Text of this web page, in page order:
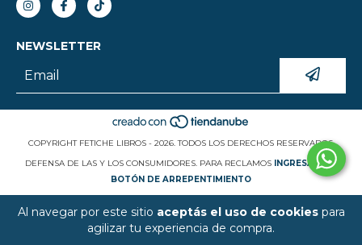
Al navegar por este sitio aceptás el uso de cookiespara
agilizar tu experiencia de compra.
NEWSLETTER
COPYRIGHT FETICHE LIBROS - 2026. TODOS LOS DERECHOS RESERVADOS.
DEFENSA DE LAS Y LOS CONSUMIDORES. PARA RECLAMOS INGRESÁ ACÁ.
BOTÓN DE ARREPENTIMIENTO